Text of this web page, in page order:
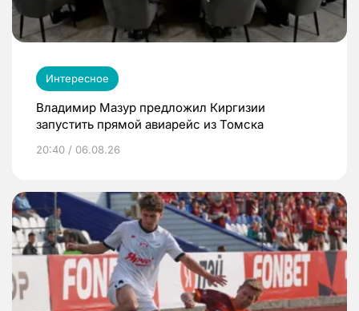
Интересное
Владимир Мазур предложил Киргизии
запустить прямой авиарейс из Томска
20:40 / 06.08.26